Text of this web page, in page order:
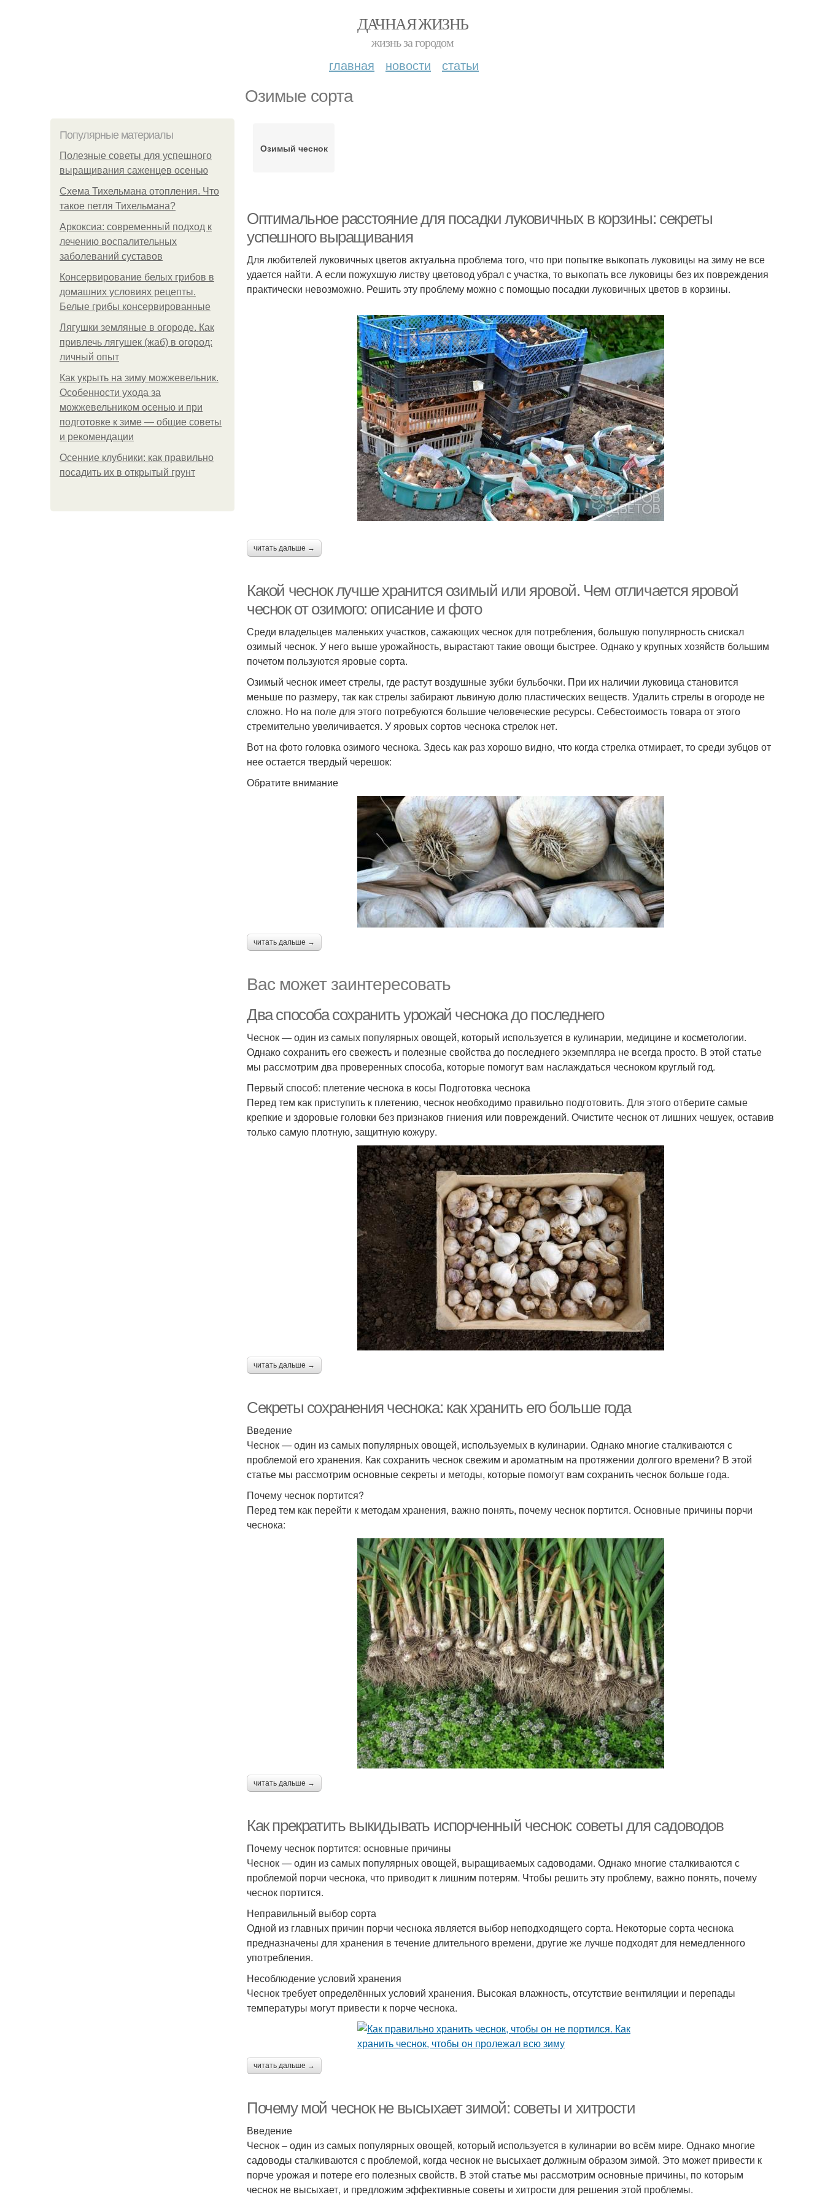
ДАЧНАЯ ЖИЗНЬ
жизнь за городом
главная новости статьи
Озимые сорта
Популярные материалы
Полезные советы для успешного
выращивания саженцев осенью
Схема Тихельмана отопления. Что
такое петля Тихельмана?
Аркоксиа: современный подход к
лечению воспалительных
заболеваний суставов
Консервирование белых грибов в
домашних условиях рецепты.
Белые грибы консервированные
Лягушки земляные в огороде. Как
привлечь лягушек (жаб) в огород:
личный опыт
Как укрыть на зиму можжевельник.
Особенности ухода за
можжевельником осенью и при
подготовке к зиме — общие советы
и рекомендации
Осенние клубники: как правильно
посадить их в открытый грунт
Озимый чеснок
Оптимальное расстояние для посадки луковичных в корзины: секреты
успешного выращивания
Для любителей луковичных цветов актуальна проблема того, что при попытке выкопать луковицы на зиму не все
удается найти. А если пожухшую листву цветовод убрал с участка, то выкопать все луковицы без их повреждения
практически невозможно. Решить эту проблему можно с помощью посадки луковичных цветов в корзины.
читать дальше →
Какой чеснок лучше хранится озимый или яровой. Чем отличается яровой
чеснок от озимого: описание и фото
Среди владельцев маленьких участков, сажающих чеснок для потребления, большую популярность снискал
озимый чеснок. У него выше урожайность, вырастают такие овощи быстрее. Однако у крупных хозяйств большим
почетом пользуются яровые сорта.
Озимый чеснок имеет стрелы, где растут воздушные зубки бульбочки. При их наличии луковица становится
меньше по размеру, так как стрелы забирают львиную долю пластических веществ. Удалить стрелы в огороде не
сложно. Но на поле для этого потребуются большие человеческие ресурсы. Себестоимость товара от этого
стремительно увеличивается. У яровых сортов чеснока стрелок нет.
Вот на фото головка озимого чеснока. Здесь как раз хорошо видно, что когда стрелка отмирает, то среди зубцов от
нее остается твердый черешок:
Обратите внимание
читать дальше →
Вас может заинтересовать
Два способа сохранить урожай чеснока до последнего
Чеснок — один из самых популярных овощей, который используется в кулинарии, медицине и косметологии.
Однако сохранить его свежесть и полезные свойства до последнего экземпляра не всегда просто. В этой статье
мы рассмотрим два проверенных способа, которые помогут вам наслаждаться чесноком круглый год.
Первый способ: плетение чеснока в косы Подготовка чеснока
Перед тем как приступить к плетению, чеснок необходимо правильно подготовить. Для этого отберите самые
крепкие и здоровые головки без признаков гниения или повреждений. Очистите чеснок от лишних чешуек, оставив
только самую плотную, защитную кожуру.
читать дальше →
Секреты сохранения чеснока: как хранить его больше года
Введение
Чеснок — один из самых популярных овощей, используемых в кулинарии. Однако многие сталкиваются с
проблемой его хранения. Как сохранить чеснок свежим и ароматным на протяжении долгого времени? В этой
статье мы рассмотрим основные секреты и методы, которые помогут вам сохранить чеснок больше года.
Почему чеснок портится?
Перед тем как перейти к методам хранения, важно понять, почему чеснок портится. Основные причины порчи
чеснока:
читать дальше →
Как прекратить выкидывать испорченный чеснок: советы для садоводов
Почему чеснок портится: основные причины
Чеснок — один из самых популярных овощей, выращиваемых садоводами. Однако многие сталкиваются с
проблемой порчи чеснока, что приводит к лишним потерям. Чтобы решить эту проблему, важно понять, почему
чеснок портится.
Неправильный выбор сорта
Одной из главных причин порчи чеснока является выбор неподходящего сорта. Некоторые сорта чеснока
предназначены для хранения в течение длительного времени, другие же лучше подходят для немедленного
употребления.
Несоблюдение условий хранения
Чеснок требует определённых условий хранения. Высокая влажность, отсутствие вентиляции и перепады
температуры могут привести к порче чеснока.
читать дальше →
Почему мой чеснок не высыхает зимой: советы и хитрости
Введение
Чеснок – один из самых популярных овощей, который используется в кулинарии во всём мире. Однако многие
садоводы сталкиваются с проблемой, когда чеснок не высыхает должным образом зимой. Это может привести к
порче урожая и потере его полезных свойств. В этой статье мы рассмотрим основные причины, по которым
чеснок не высыхает, и предложим эффективные советы и хитрости для решения этой проблемы.